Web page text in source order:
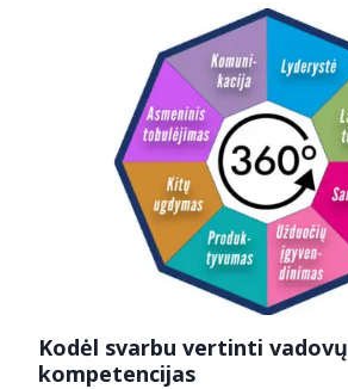
Kodėl svarbu vertinti vadovų
kompetencijas